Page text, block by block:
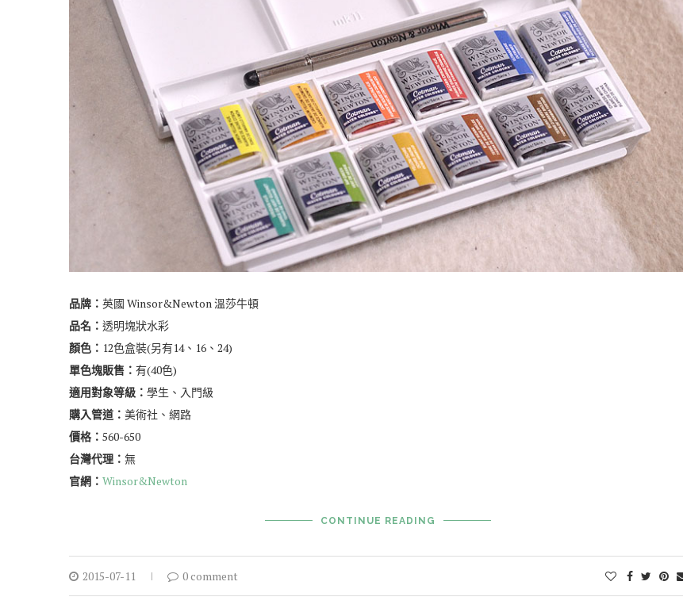
品牌： 英國 Winsor&Newton 溫莎牛頓
品名： 透明塊狀水彩
顏色： 12色盒裝(另有14、16、24)
單色塊販售： 有(40色)
適用對象等級： 學生、入門級
購入管道： 美術社、網路
價格： 560-650
台灣代理： 無
官網： Winsor&Newton
CONTINUE READING
2015-07-11 0 comment